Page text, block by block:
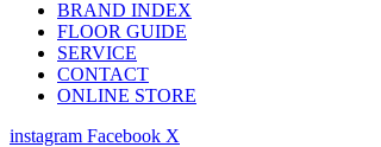
BRAND INDEX
FLOOR GUIDE
SERVICE
CONTACT
ONLINE STORE
instagram Facebook X